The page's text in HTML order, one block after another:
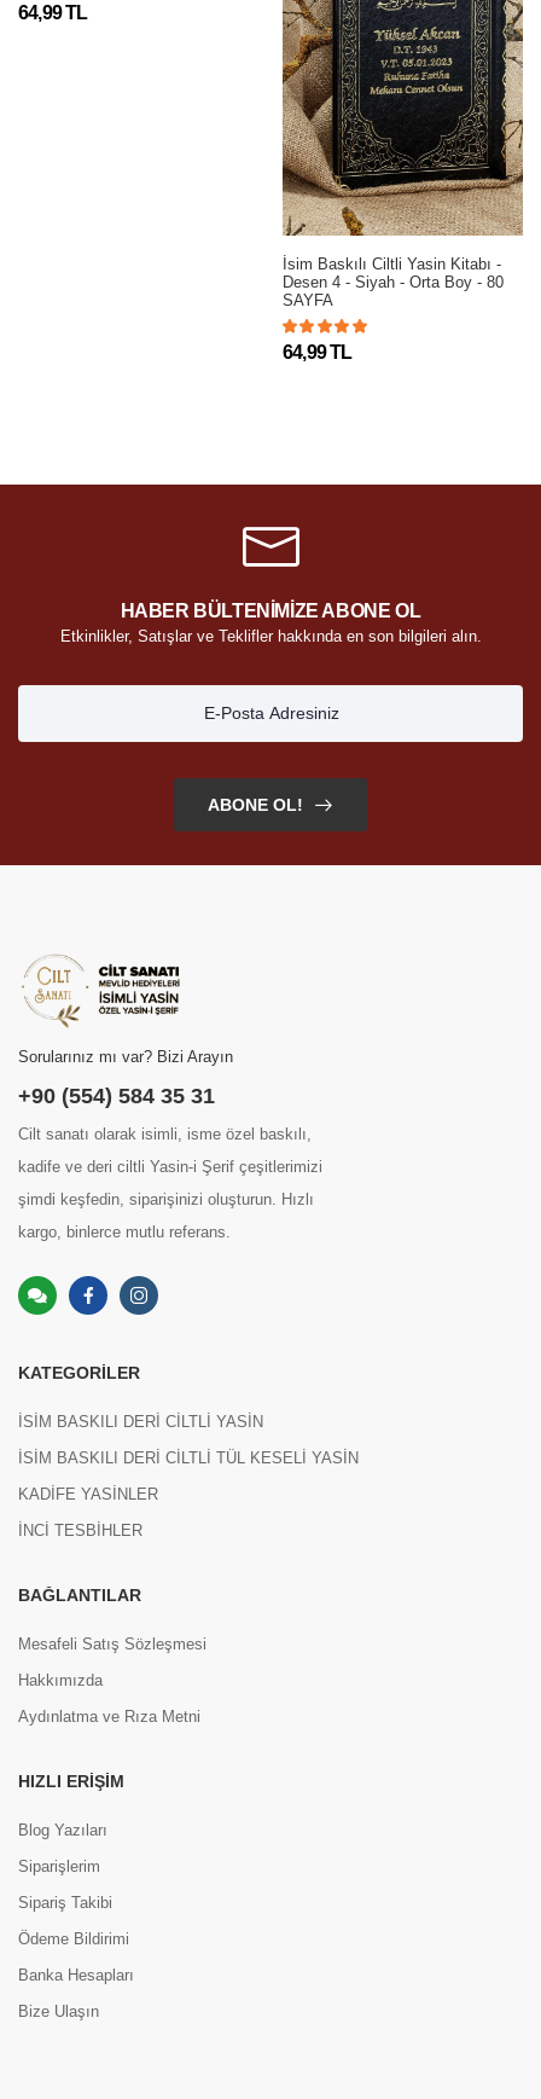
64,99 TL
İsim Baskılı Ciltli Yasin Kitabı -
Desen 4 - Siyah - Orta Boy - 80
SAYFA
64,99 TL
HABER BÜLTENİMİZE ABONE OL
Etkinlikler, Satışlar ve Teklifler hakkında en son bilgileri alın.
ABONE OL!
Sorularınız mı var? Bizi Arayın
+90 (554) 584 35 31
Cilt sanatı olarak isimli, isme özel baskılı,
kadife ve deri ciltli Yasin-i Şerif çeşitlerimizi
şimdi keşfedin, siparişinizi oluşturun. Hızlı
kargo, binlerce mutlu referans.
KATEGORILER
İSİM BASKILI DERİ CİLTLİ YASİN
İSİM BASKILI DERİ CİLTLİ TÜL KESELİ YASİN
KADİFE YASİNLER
İNCİ TESBİHLER
BAĞLANTILAR
Mesafeli Satış Sözleşmesi
Hakkımızda
Aydınlatma ve Rıza Metni
HIZLI ERIŞIM
Blog Yazıları
Siparişlerim
Sipariş Takibi
Ödeme Bildirimi
Banka Hesapları
Bize Ulaşın